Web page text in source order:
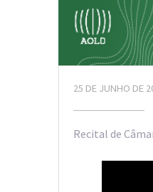
25 DE JUNHO DE
Recital de